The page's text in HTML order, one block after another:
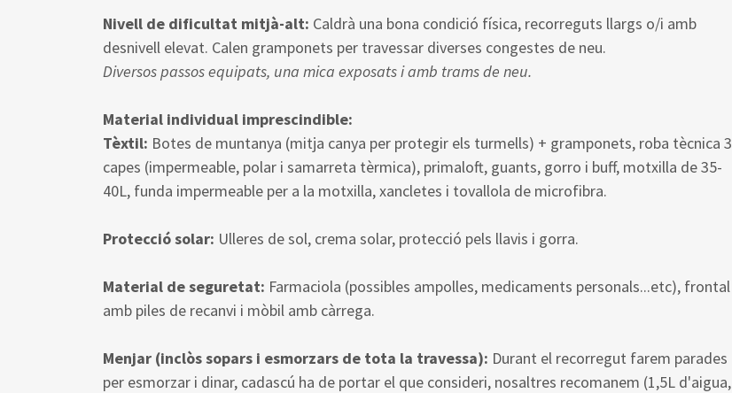
Nivell de dificultat mitjà-alt: Caldrà una bona condició física, recorreguts llargs o/i amb
desnivell elevat. Calen gramponets per travessar diverses congestes de neu.
Diversos passos equipats, una mica exposats i amb trams de neu.
Material individual imprescindible:
Tèxtil: Botes de muntanya (mitja canya per protegir els turmells) + gramponets, roba tècnica 3
capes (impermeable, polar i samarreta tèrmica), primaloft, guants, gorro i buff, motxilla de 35-
40L, funda impermeable per a la motxilla, xancletes i tovallola de microfibra.
Protecció solar: Ulleres de sol, crema solar, protecció pels llavis i gorra.
Material de seguretat: Farmaciola (possibles ampolles, medicaments personals...etc), frontal
amb piles de recanvi i mòbil amb càrrega.
Menjar (inclòs sopars i esmorzars de tota la travessa): Durant el recorregut farem parades
per esmorzar i dinar, cadascú ha de portar el que consideri, nosaltres recomanem (1,5L d'aigua,